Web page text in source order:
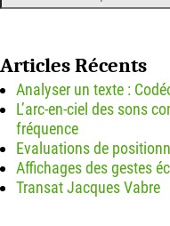
Articles Récents
Analyser un texte :
L’arc-en-ciel des sons
fréquence
Evaluations de
Affichages des gestes
Transat Jacques Vabre